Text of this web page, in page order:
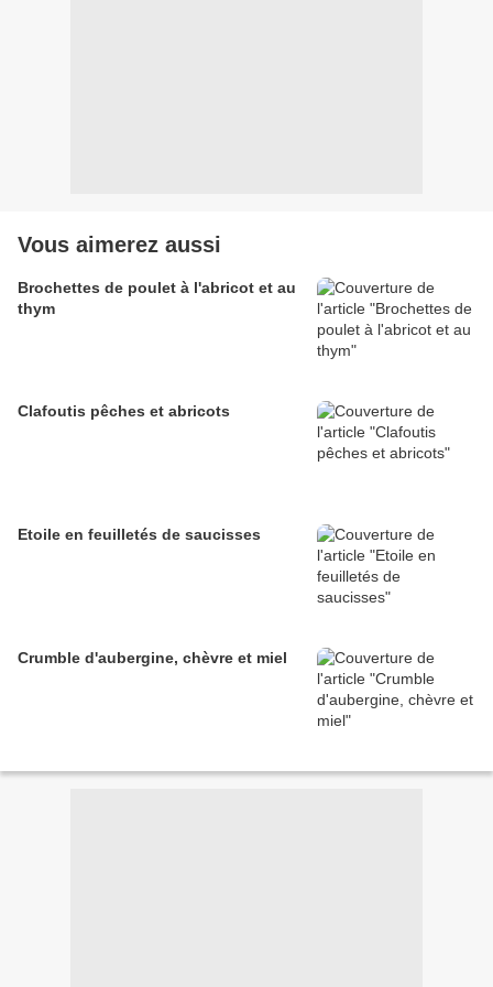
Vous aimerez aussi
Brochettes de poulet à l'abricot et au
thym
Clafoutis pêches et abricots
Etoile en feuilletés de saucisses
Crumble d'aubergine, chèvre et miel